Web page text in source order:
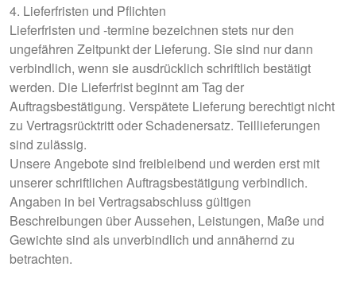
4. Lieferfristen und Pflichten
Lieferfristen und -termine bezeichnen stets nur den
ungefähren Zeitpunkt der Lieferung. Sie sind nur dann
verbindlich, wenn sie ausdrücklich schriftlich bestätigt
werden. Die Lieferfrist beginnt am Tag der
Auftragsbestätigung. Verspätete Lieferung berechtigt nicht
zu Vertragsrücktritt oder Schadenersatz. Teillieferungen
sind zulässig.
Unsere Angebote sind freibleibend und werden erst mit
unserer schriftlichen Auftragsbestätigung verbindlich.
Angaben in bei Vertragsabschluss gültigen
Beschreibungen über Aussehen, Leistungen, Maße und
Gewichte sind als unverbindlich und annähernd zu
betrachten.